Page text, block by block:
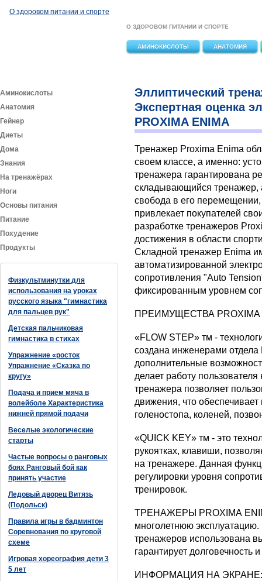
О здоровом питании и спорте
О ЗДОРОВОМ ПИТАНИИ И СПОРТЕ
АМИНОКИСЛОТЫ АНАТОМИЯ
Аминокислоты
Анатомия
Гейнер
Диеты
Дома
Знания
На тренажёрах
Ноги
Основы питания
Питание
Похудение
Продукты
Физкультминутки для
использования на уроках
русского языка "гимнастика
для пальцев рук"
Детская пальчиковая
гимнастика в стихах
Упражнение «росток
Упражнение «Сказка по
кругу»
Подача и прием мяча в
волейболе Характеристика
нижней прямой подачи
Веселые экологические
старты
Частые вопросы о ранговых
боях Ранговый бой как
принять участие
Ледовый дворец Витязь
(Подольск)
Правила игры в бадминтон
Соревнования по круговой
схеме
Игровая хореография дети 3
5 лет
Эллиптический
Экспертная оценка
PROXIMA ENIMA
Тренажер Proxima Enima
своем классе, а именно:
тренажера гарантирована
складывающийся тренажер,
свобода в его
привлекает покупателей
разработке тренажеров
достижения в области
Складной тренажер Enima
автоматизированной
сопротивления "Auto
фиксированным уровнем
ПРЕИМУЩЕСТВА PROXIMA
«FLOW STEP» тм -
создана инженерами отдела
дополнительные
делает работу
тренажера позволяет
движения, что
голеностопа, коленей,
«QUICK KEY» тм - это
рукоятках, клавиши,
на тренажере. Данная
регулировки уровня
тренировок.
ТРЕНАЖЕРЫ PROXIMА
многолетнюю эксплуатацию.
тренажеров использована
гарантирует долговечность
ИНФОРМАЦИЯ НА ЭКРАНЕ: